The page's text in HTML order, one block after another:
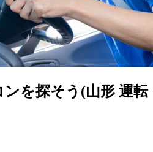
を探そう(山形 運転